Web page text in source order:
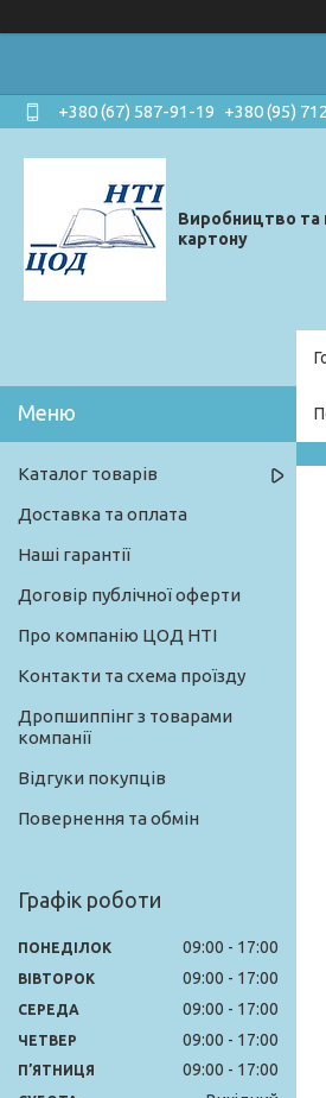
+380 (67) 587-91-19 +380 (95)
Виробництво та
картону
Каталог товарів
Доставка та оплата
Наші гарантії
Договір публічної оферти
Про компанію ЦОД НТІ
Контакти та схема проїзду
Дропшиппінг з товарами
компанії
Відгуки покупців
Повернення та обмін
Графік роботи
ПОНЕДІЛОК 09:00 17:00
ВІВТОРОК 09:00 17:00
СЕРЕДА 09:00 17:00
ЧЕТВЕР 09:00 17:00
ПʼЯТНИЦЯ 09:00 17:00